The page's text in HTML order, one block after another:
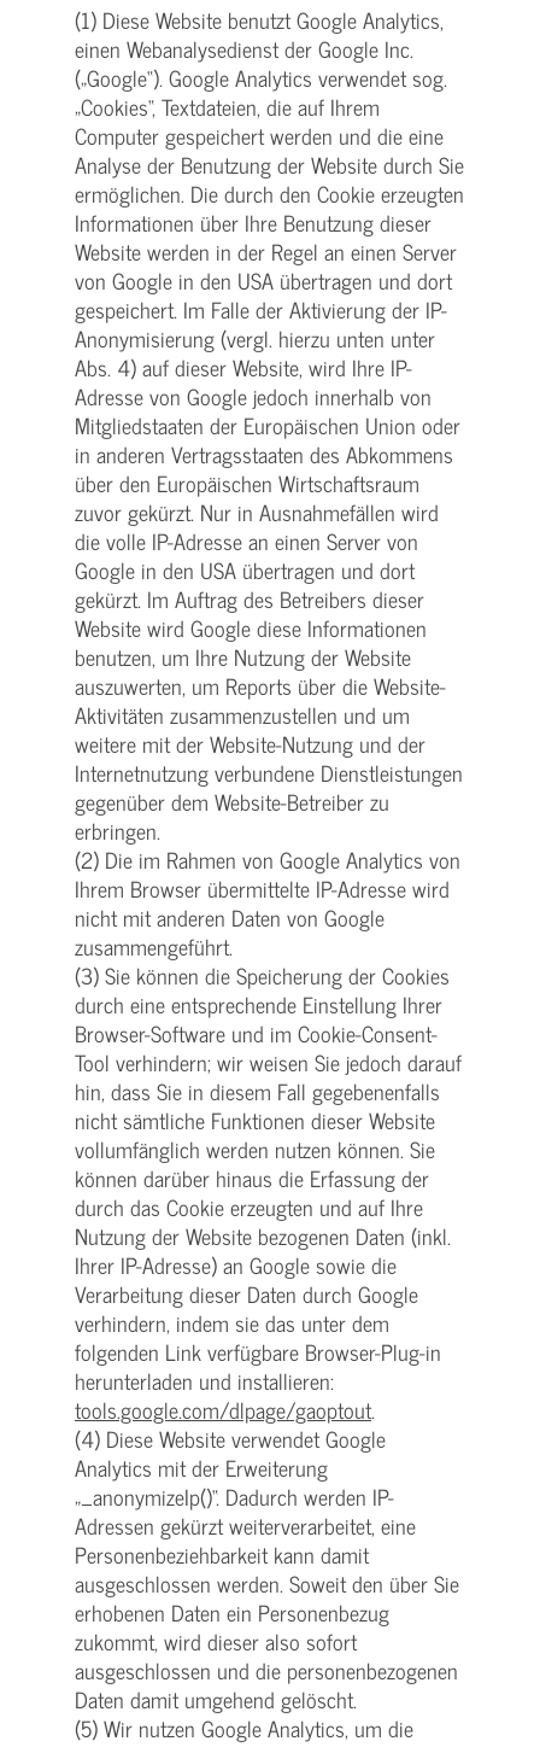
(1) Diese Website benutzt Google Analytics,
einen Webanalysedienst der Google Inc.
(„Google“). Google Analytics verwendet sog.
„Cookies“, Textdateien, die auf Ihrem
Computer gespeichert werden und die eine
Analyse der Benutzung der Website durch Sie
ermöglichen. Die durch den Cookie erzeugten
Informationen über Ihre Benutzung dieser
Website werden in der Regel an einen Server
von Google in den USA übertragen und dort
gespeichert. Im Falle der Aktivierung der IP-
Anonymisierung (vergl. hierzu unten unter
Abs. 4) auf dieser Website, wird Ihre IP-
Adresse von Google jedoch innerhalb von
Mitgliedstaaten der Europäischen Union oder
in anderen Vertragsstaaten des Abkommens
über den Europäischen Wirtschaftsraum
zuvor gekürzt. Nur in Ausnahmefällen wird
die volle IP-Adresse an einen Server von
Google in den USA übertragen und dort
gekürzt. Im Auftrag des Betreibers dieser
Website wird Google diese Informationen
benutzen, um Ihre Nutzung der Website
auszuwerten, um Reports über die Website-
Aktivitäten zusammenzustellen und um
weitere mit der Website-Nutzung und der
Internetnutzung verbundene Dienstleistungen
gegenüber dem Website-Betreiber zu
erbringen.
(2) Die im Rahmen von Google Analytics von
Ihrem Browser übermittelte IP-Adresse wird
nicht mit anderen Daten von Google
zusammengeführt.
(3) Sie können die Speicherung der Cookies
durch eine entsprechende Einstellung Ihrer
Browser-Software und im Cookie-Consent-
Tool verhindern; wir weisen Sie jedoch darauf
hin, dass Sie in diesem Fall gegebenenfalls
nicht sämtliche Funktionen dieser Website
vollumfänglich werden nutzen können. Sie
können darüber hinaus die Erfassung der
durch das Cookie erzeugten und auf Ihre
Nutzung der Website bezogenen Daten (inkl.
Ihrer IP-Adresse) an Google sowie die
Verarbeitung dieser Daten durch Google
verhindern, indem sie das unter dem
folgenden Link verfügbare Browser-Plug-in
herunterladen und installieren:
tools.google.com/dlpage/gaoptout.
(4) Diese Website verwendet Google
Analytics mit der Erweiterung
„_anonymizeIp()“. Dadurch werden IP-
Adressen gekürzt weiterverarbeitet, eine
Personenbeziehbarkeit kann damit
ausgeschlossen werden. Soweit den über Sie
erhobenen Daten ein Personenbezug
zukommt, wird dieser also sofort
ausgeschlossen und die personenbezogenen
Daten damit umgehend gelöscht.
(5) Wir nutzen Google Analytics, um die